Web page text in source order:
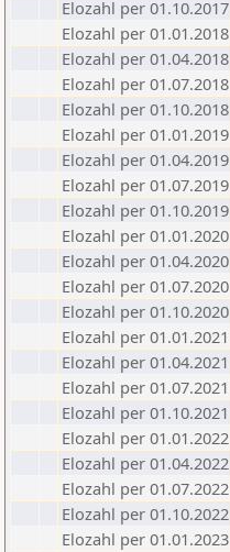
Elozahl per 01.10.2017
Elozahl per 01.01.2018
Elozahl per 01.04.2018
Elozahl per 01.07.2018
Elozahl per 01.10.2018
Elozahl per 01.01.2019
Elozahl per 01.04.2019
Elozahl per 01.07.2019
Elozahl per 01.10.2019
Elozahl per 01.01.2020
Elozahl per 01.04.2020
Elozahl per 01.07.2020
Elozahl per 01.10.2020
Elozahl per 01.01.2021
Elozahl per 01.04.2021
Elozahl per 01.07.2021
Elozahl per 01.10.2021
Elozahl per 01.01.2022
Elozahl per 01.04.2022
Elozahl per 01.07.2022
Elozahl per 01.10.2022
Elozahl per 01.01.2023